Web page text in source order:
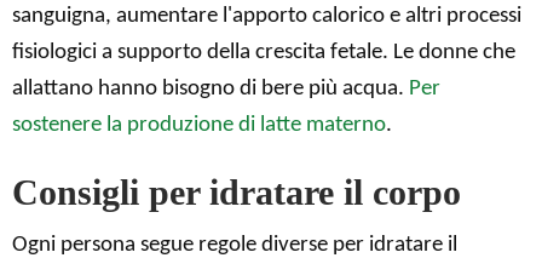
sanguigna, aumentare l'apporto calorico e altri processi
fisiologici a supporto della crescita fetale. Le donne che
allattano hanno bisogno di bere più acqua. Per
sostenere la produzione di latte materno.
Consigli per idratare il corpo
Ogni persona segue regole diverse per idratare il